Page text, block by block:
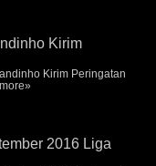
Kirim
Kirim Peringatan
more»
2016 Liga